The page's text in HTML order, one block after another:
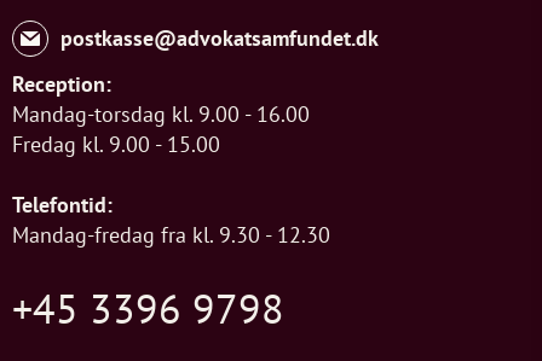
postkasse@advokatsamfundet.dk
Reception:
Mandag-torsdag kl. 9.00 - 16.00
Fredag kl. 9.00 - 15.00
Telefontid:
Mandag-fredag fra kl. 9.30 - 12.30
+45 3396 9798